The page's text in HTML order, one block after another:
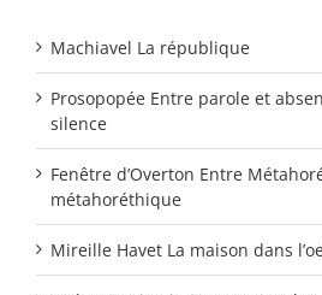
Machiavel La république
Prosopopée Entre parole et
silence
Fenêtre d’Overton Entre
métahoréthique
Mireille Havet La maison dans